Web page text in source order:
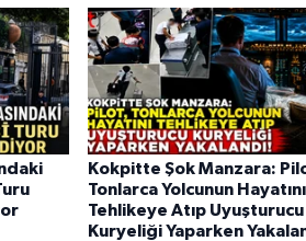
Kokpitte Şok Manzara:
Tonlarca Yolcunun Hayatını
Tehlikeye Atıp Uyuşturucu
Kuryeliği Yaparken